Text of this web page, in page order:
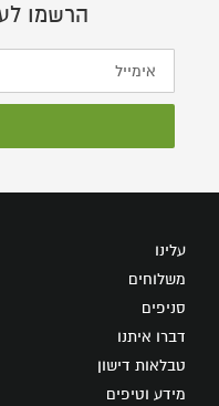
הרשמו
עלינו
משלוחים
סניפים
דברו איתנו
טבלאות דישון
מידע וטיפים